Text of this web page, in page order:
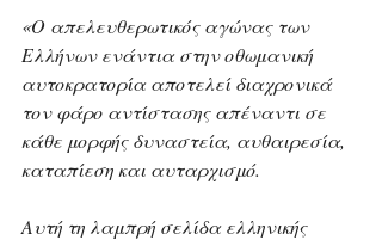
«Ο απελευθερωτικός αγώνας των
Ελλήνων ενάντια στην οθωμανική
αυτοκρατορία αποτελεί διαχρονικά
τον φάρο αντίστασης απέναντι σε
κάθε μορφής δυναστεία, αυθαιρεσία,
καταπίεση και αυταρχισμό.
Αυτή τη λαμπρή σελίδα ελληνικής